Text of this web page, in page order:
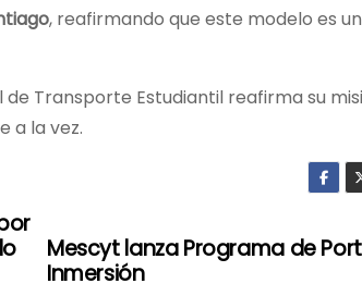
, reafirmando que este modelo es
Transporte Estudiantil reafirma su
a la vez.
Mescyt lanza Programa de
Inmersión